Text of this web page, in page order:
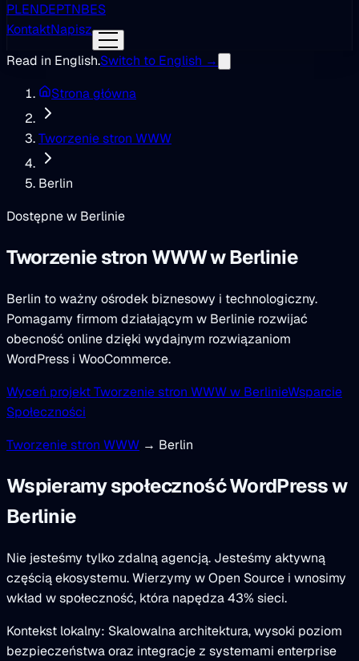
PLENDEPTNBES
KontaktNapisz
Read in English.Switch to English →
Strona główna
Tworzenie stron WWW
Berlin
Dostępne w Berlinie
Tworzenie stron WWWw Berlinie
Berlin to ważny ośrodek biznesowy i technologiczny.
Pomagamy firmom działającym w Berlinie rozwijać
obecność online dzięki wydajnym rozwiązaniom
WordPress i WooCommerce.
Wyceń projekt Tworzenie stron WWW w BerlinieWsparcie
Społeczności
Tworzenie stron WWW → Berlin
Wspieramy społeczność WordPress w
Berlinie
Nie jesteśmy tylko zdalną agencją. Jesteśmy aktywną
częścią ekosystemu. Wierzymy w Open Source i wnosimy
wkład w społeczność, która napędza 43% sieci.
Kontekst lokalny: Skalowalna architektura, wysoki poziom
bezpieczeństwa oraz integracje z systemami enterprise